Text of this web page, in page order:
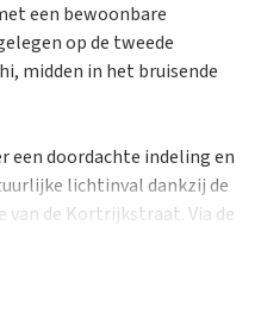
een bewoonbare
op de tweede
midden in het bruisende
een doordachte indeling en
lichtinval dankzij de
de Kortrijkstraat. Via de
diverse kwalitatieve